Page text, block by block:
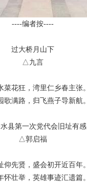
----编者按----
过大桥月山下
△九言
菜花狂，湾里仁乡春主张。
歌满路，归飞燕子导新航。
县第一次党代会旧址有感
△郭启福
仰先贤，盛会初开近百年。
怀壮举，英雄事迹汇遗篇。